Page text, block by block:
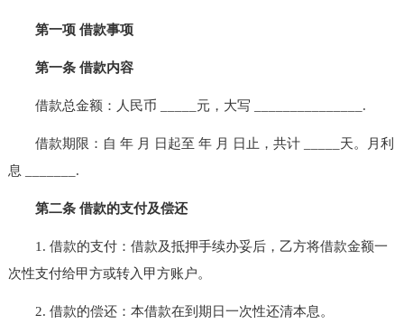
第一项 借款事项
第一条 借款内容
借款总金额：人民币 _____元，大写 _______________.
借款期限：自 年 月 日起至 年 月 日止，共计 _____天。月利
息 _______.
第二条 借款的支付及偿还
1. 借款的支付：借款及抵押手续办妥后，乙方将借款金额一
次性支付给甲方或转入甲方账户。
2. 借款的偿还：本借款在到期日一次性还清本息。